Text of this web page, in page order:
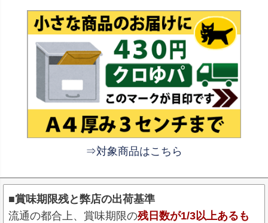
⇒対象商品はこちら
■賞味期限残と弊店の出荷基準
流通の都合上、賞味期限の残日数が1/3以上あるも